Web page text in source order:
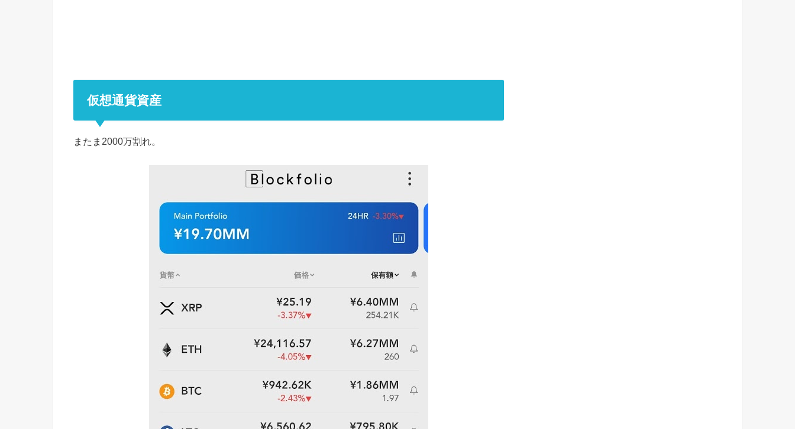
仮想通貨資産
またま2000万割れ。